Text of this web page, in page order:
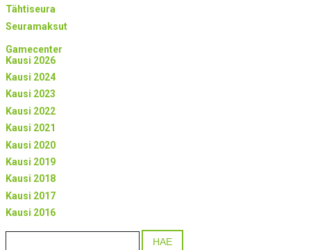
Tähtiseura
Seuramaksut
Gamecenter
Kausi 2026
Kausi 2024
Kausi 2023
Kausi 2022
Kausi 2021
Kausi 2020
Kausi 2019
Kausi 2018
Kausi 2017
Kausi 2016